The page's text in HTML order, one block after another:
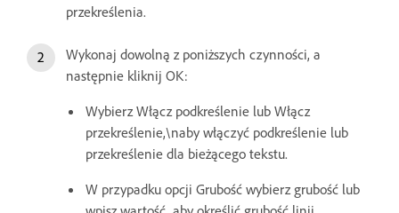
przekreślenia.
Wykonaj dowolną z poniższych czynności, a
następnie kliknij OK:
Wybierz Włącz podkreślenie lub Włącz
przekreślenie,\naby włączyć podkreślenie lub
przekreślenie dla bieżącego tekstu.
W przypadku opcji Grubość wybierz grubość lub